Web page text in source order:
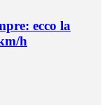
ecco la
h